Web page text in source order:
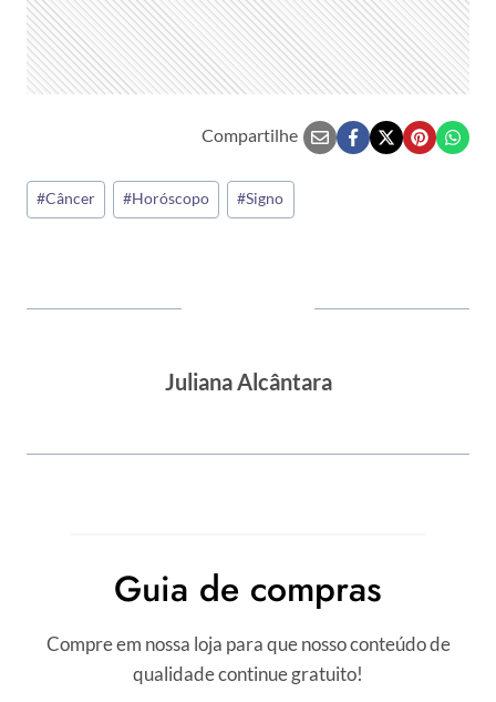
Compartilhe
Tags
do
#Câncer #Horóscopo #Signo
Juliana Alcântara
Guia de compras
Compre em nossa loja para que nosso conteúdo de
qualidade continue gratuito!